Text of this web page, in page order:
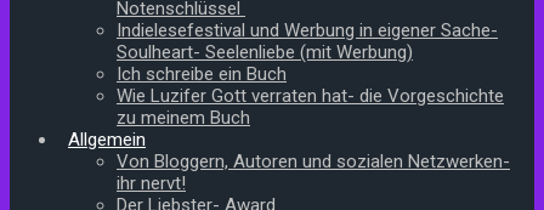
Notenschlüssel
Indielesefestival und Werbung in eigener Sache-
Soulheart- Seelenliebe (mit Werbung)
Ich schreibe ein Buch
Wie Luzifer Gott verraten hat- die Vorgeschichte
zu meinem Buch
Allgemein
Von Bloggern, Autoren und sozialen Netzwerken-
ihr nervt!
Der Liebster- Award